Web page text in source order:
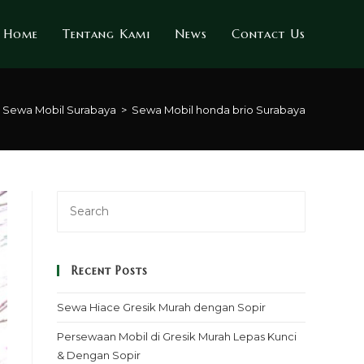
Home Tentang Kami News Contact Us
Sewa Mobil Surabaya > Sewa Mobil honda brio Surabaya
Recent Posts
Sewa Hiace Gresik Murah dengan Sopir
Persewaan Mobil di Gresik Murah Lepas Kunci
& Dengan Sopir